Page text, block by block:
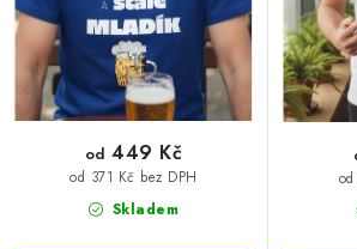
Skladem
od 371 Kč bez DPH
od 449 Kč